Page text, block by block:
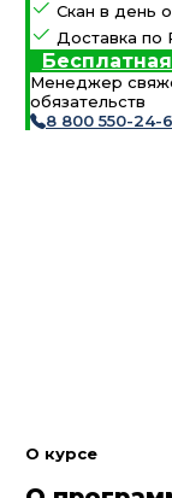
Скан в день
Доставка по
Менеджер
обязательств
8 800 550-24-
О курсе